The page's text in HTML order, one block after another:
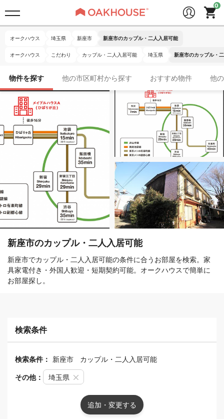
オークハウス 埼玉県 新座市 新座市のカップル・二人入居可能
オークハウス こだわり カップル・二人入居可能 埼玉県 新座市のカップル・
物件を探す 他の市区町村から探す おすすめ物件 他
新座市のカップル・二人入居可能
新座市でカップル・二人入居可能の条件に合うお部屋を検索。家
具家電付き・外国人歓迎・短期契約可能。オークハウスで簡単に
お部屋探し。
検索条件
検索条件： 新座市 カップル・二人入居可能
その他： 埼玉県
追加・変更する